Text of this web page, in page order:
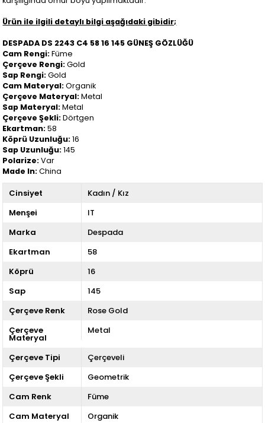
Ürün ile ilgili detaylı bilgi aşağıdaki gibidir;
DESPADA DS 2243 C4 58 16 145 GÜNEŞ GÖZLÜĞÜ
Cam Rengi:Füme
Çerçeve Rengi:Gold
Sap Rengi:Gold
Cam Materyal:Organik
Çerçeve Materyal:Metal
Sap Materyal:Metal
Çerçeve Şekli:Dörtgen
Ekartman:58
Köprü Uzunluğu:16
Sap Uzunluğu:145
Polarize:Var
Made In:China
Cinsiyet
Kadın / Kız
Menşei
IT
Marka
Despada
Ekartman
58
Köprü
16
Sap
145
Çerçeve Renk
Rose Gold
Çerçeve
Materyal
Metal
Çerçeve Tipi
Çerçeveli
Çerçeve Şekli
Geometrik
Cam Renk
Füme
Cam Materyal
Organik